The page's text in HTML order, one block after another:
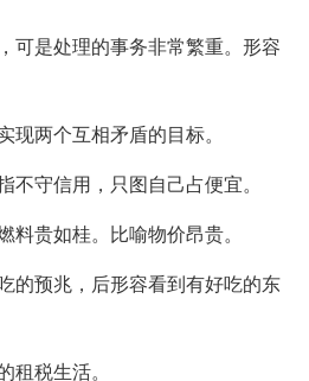
可是处理的事务非常繁重。形容
两个互相矛盾的目标。
不守信用，只图自己占便宜。
贵如桂。比喻物价昂贵。
的预兆，后形容看到有好吃的东
租税生活。